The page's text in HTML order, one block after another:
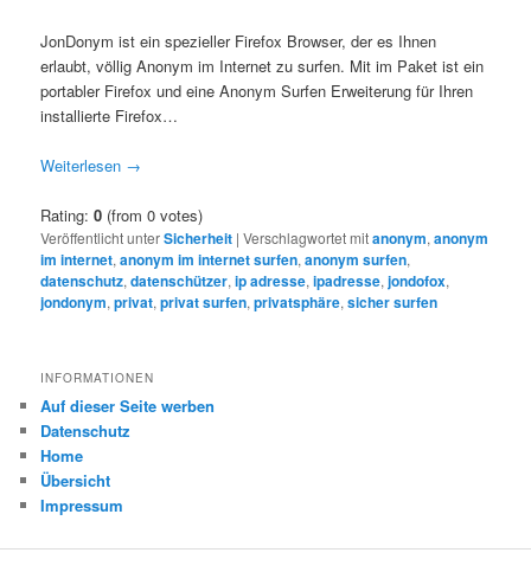
JonDonym ist ein spezieller Firefox Browser, der es Ihnen
erlaubt, völlig Anonym im Internet zu surfen. Mit im Paket ist ein
portabler Firefox und eine Anonym Surfen Erweiterung für Ihren
installierte Firefox…
Weiterlesen →
Rating:0 (from 0 votes)
Veröffentlicht unterSicherheit |Verschlagwortet mitanonym,anonym
im internet,anonym im internet surfen,anonym surfen,
datenschutz,datenschützer,ip adresse,ipadresse,jondofox,
jondonym,privat,privat surfen,privatsphäre,sicher surfen
INFORMATIONEN
Auf dieser Seite werben
Datenschutz
Home
Übersicht
Impressum